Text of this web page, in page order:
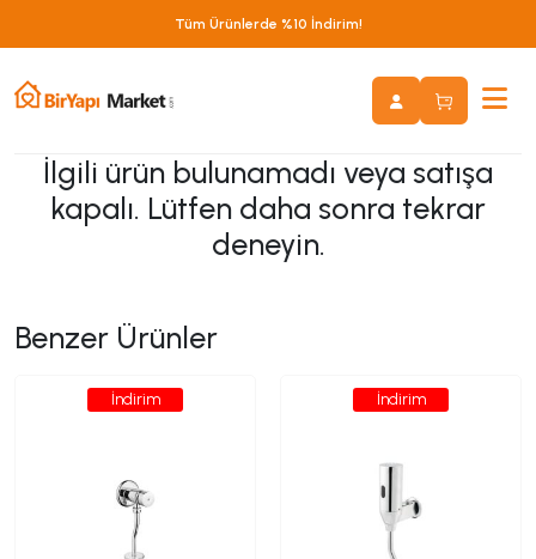
Tüm Ürünlerde %10 İndirim!
İlgili ürün bulunamadı veya satışa
kapalı. Lütfen daha sonra tekrar
deneyin.
Benzer Ürünler
İndirim İndirim